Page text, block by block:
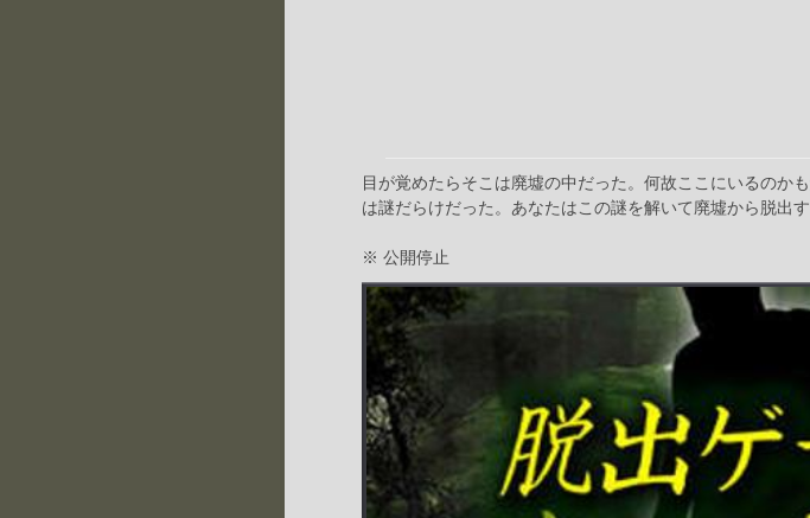
目が覚めたらそこは廃墟の中だった。何故ここにいるのか
は謎だらけだった。あなたはこの謎を解いて廃墟から脱出
※ 公開停止